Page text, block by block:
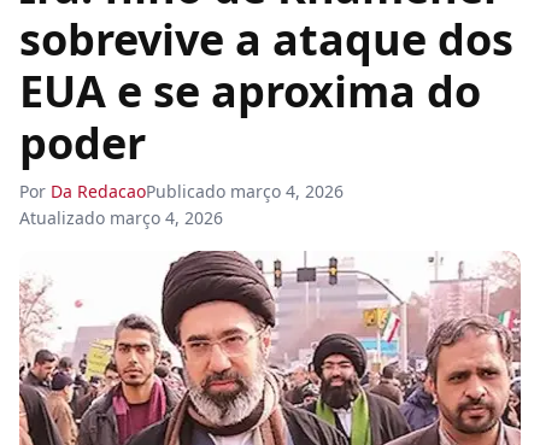
sobrevive a ataque dos
EUA e se aproxima do
poder
Por Da RedacaoPublicado março 4, 2026
Atualizado março 4, 2026